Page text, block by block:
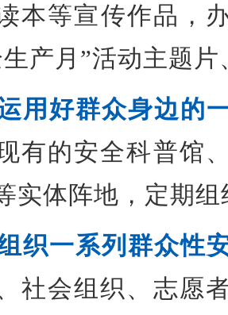
本等宣传作品，
产月”活动主题
用好群众身边的
有的安全科普馆
实体阵地，定期
织一系列群众性
社会组织、志愿